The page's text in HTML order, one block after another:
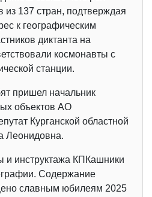
из 137 стран, подтверждая
к географическим
диктанта на
космонавты с
станции.
пришел начальник
объектов АО
Курганской областной
Леонидовна.
и инструктажа КПКашники
Содержание
славным юбилеям 2025